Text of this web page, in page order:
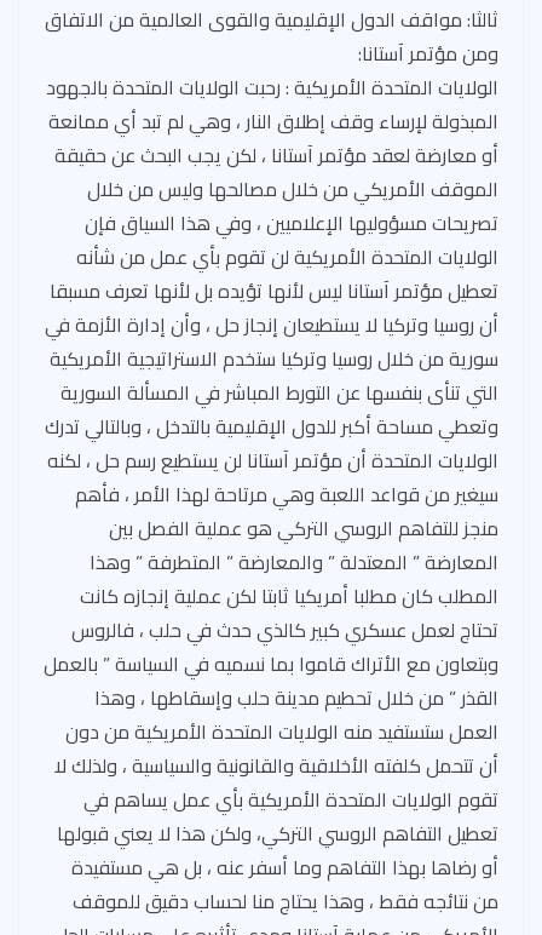
ثالثا: مواقف الدول الإقليمية والقوى العالمية من الاتفاق
ومن مؤتمر آستانا:
الولايات المتحدة الأمريكية : رحبت الولايات المتحدة بالجهود
المبذولة لإرساء وقف إطلاق النار ، وهي لم تبد أي ممانعة
أو معارضة لعقد مؤتمر آستانا ، لكن يجب البحث عن حقيقة
الموقف الأمريكي من خلال مصالحها وليس من خلال
تصريحات مسؤوليها الإعلاميين ، وفي هذا السياق فإن
الولايات المتحدة الأمريكية لن تقوم بأي عمل من شأنه
تعطيل مؤتمر آستانا ليس لأنها تؤيده بل لأنها تعرف مسبقا
أن روسيا وتركيا لا يستطيعان إنجاز حل ، وأن إدارة الأزمة في
سورية من خلال روسيا وتركيا ستخدم الاستراتيجية الأمريكية
التي تنأى بنفسها عن التورط المباشر في المسألة السورية
وتعطي مساحة أكبر للدول الإقليمية بالتدخل ، وبالتالي تدرك
الولايات المتحدة أن مؤتمر آستانا لن يستطيع رسم حل ، لكنه
سيغير من قواعد اللعبة وهي مرتاحة لهذا الأمر ، فأهم
منجز للتفاهم الروسي التركي هو عملية الفصل بين
المعارضة ” المعتدلة ” والمعارضة ” المتطرفة ” وهذا
المطلب كان مطلبا أمريكيا ثابتا لكن عملية إنجازه كانت
تحتاج لعمل عسكري كبير كالذي حدث في حلب ، فالروس
وبتعاون مع الأتراك قاموا بما نسميه في السياسة ” بالعمل
القذر ” من خلال تحطيم مدينة حلب وإسقاطها ، وهذا
العمل ستستفيد منه الولايات المتحدة الأمريكية من دون
أن تتحمل كلفته الأخلاقية والقانونية والسياسية ، ولذلك لا
تقوم الولايات المتحدة الأمريكية بأي عمل يساهم في
تعطيل التفاهم الروسي التركي، ولكن هذا لا يعني قبولها
أو رضاها بهذا التفاهم وما أسفر عنه ، بل هي مستفيدة
من نتائجه فقط ، وهذا يحتاج منا لحساب دقيق للموقف